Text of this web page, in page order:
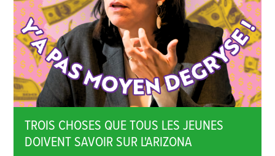
TROIS CHOSES QUE TOUS LES JEUNES
DOIVENT SAVOIR SUR L'ARIZONA